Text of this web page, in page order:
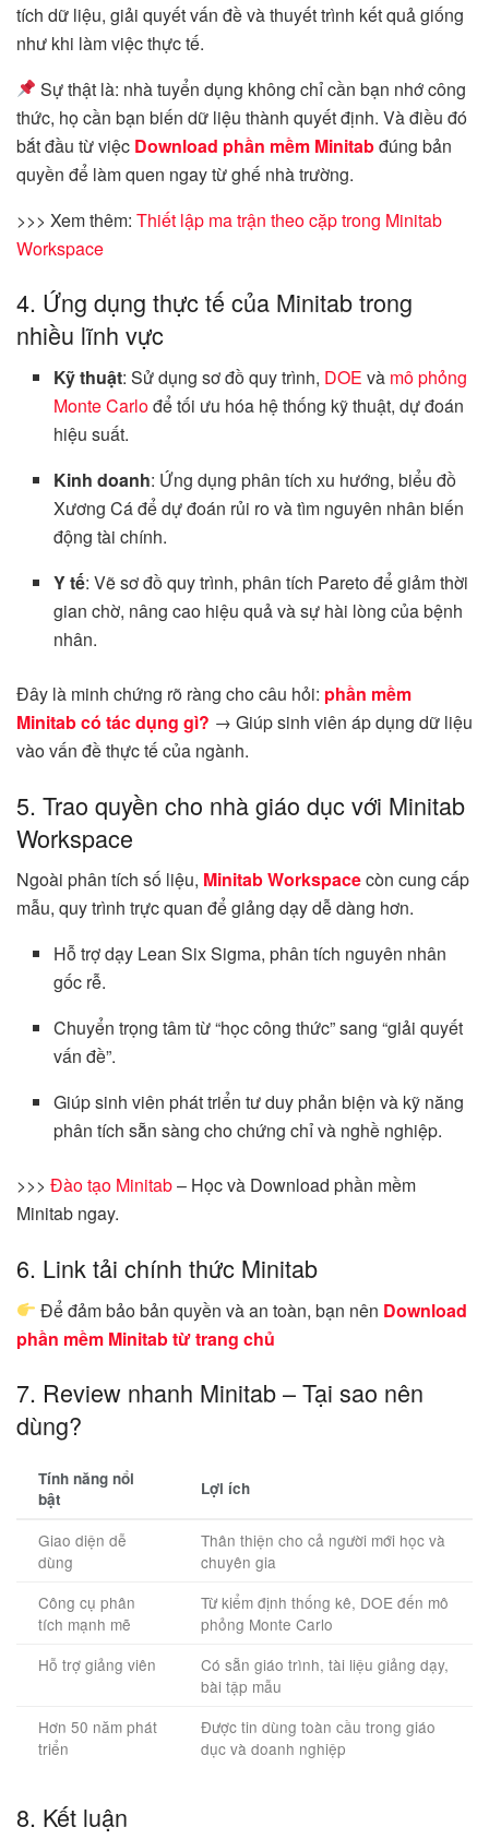
tích dữ liệu, giải quyết vấn đề và thuyết trình kết quả giống
như khi làm việc thực tế.
Sự thật là: nhà tuyển dụng không chỉ cần bạn nhớ công
thức, họ cần bạn biến dữ liệu thành quyết định. Và điều đó
bắt đầu từ việc Download phần mềm Minitabđúng bản
quyền để làm quen ngay từ ghế nhà trường.
>>> Xem thêm: Thiết lập ma trận theo cặp trong Minitab
Workspace
4. Ứng dụng thực tế của Minitab trong
nhiều lĩnh vực
Kỹ thuật: Sử dụng sơ đồ quy trình, DOE và mô phỏng
Monte Carlođể tối ưu hóa hệ thống kỹ thuật, dự đoán
hiệu suất.
Kinh doanh: Ứng dụng phân tích xu hướng, biểu đồ
Xương Cá để dự đoán rủi ro và tìm nguyên nhân biến
động tài chính.
Y tế: Vẽ sơ đồ quy trình, phân tích Pareto để giảm thời
gian chờ, nâng cao hiệu quả và sự hài lòng của bệnh
nhân.
Đây là minh chứng rõ ràng cho câu hỏi: phần mềm
Minitab có tác dụng gì? → Giúp sinh viên áp dụng dữ liệu
vào vấn đề thực tế của ngành.
5. Trao quyền cho nhà giáo dục với Minitab
Workspace
Ngoài phân tích số liệu, Minitab Workspacecòn cung cấp
mẫu, quy trình trực quan để giảng dạy dễ dàng hơn.
Hỗ trợ dạy Lean Six Sigma, phân tích nguyên nhân
gốc rễ.
Chuyển trọng tâm từ “học công thức” sang “giải quyết
vấn đề”.
Giúp sinh viên phát triển tư duy phản biện và kỹ năng
phân tích sẵn sàng cho chứng chỉ và nghề nghiệp.
>>> Đào tạo Minitab– Học và Download phần mềm
Minitab ngay.
6. Link tải chính thức Minitab
Để đảm bảo bản quyền và an toàn, bạn nên Download
phần mềm Minitab từ trang chủ
7. Review nhanh Minitab – Tại sao nên
dùng?
Tính năng nổi
bật
Lợi ích
Giao diện dễ
dùng
Thân thiện cho cả người mới học và
chuyên gia
Công cụ phân
tích mạnh mẽ
Từ kiểm định thống kê, DOE đến mô
phỏng Monte Carlo
Hỗ trợ giảng viên
Có sẵn giáo trình, tài liệu giảng dạy,
bài tập mẫu
Hơn 50 năm phát
triển
Được tin dùng toàn cầu trong giáo
dục và doanh nghiệp
8. Kết luận